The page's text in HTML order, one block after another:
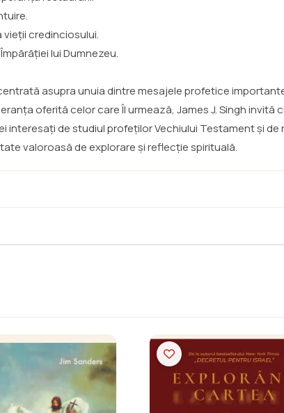
vieții credinciosului.
lui Dumnezeu.
asupra unuia dintre mesajele profetice
oferită celor care Îl urmează, James J. Singh invită
interesați de studiul profeților Vechiului Testament și
valoroasă de explorare și reflecție spirituală.